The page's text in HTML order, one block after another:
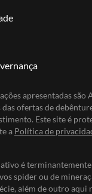
apresentadas são
ofertas de
Este site é
a Política de
é
spider ou de
além de outro aqui